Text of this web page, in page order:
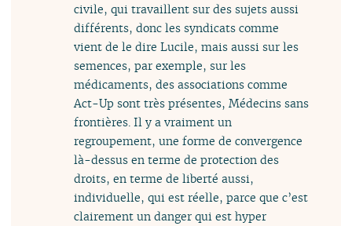
civile, qui travaillent sur des sujets aussi
différents, donc les syndicats comme
vient de le dire Lucile, mais aussi sur les
semences, par exemple, sur les
médicaments, des associations comme
Act-Up sont très présentes, Médecins sans
frontières. Il y a vraiment un
regroupement, une forme de convergence
là-dessus en terme de protection des
droits, en terme de liberté aussi,
individuelle, qui est réelle, parce que c’est
clairement un danger qui est hyper